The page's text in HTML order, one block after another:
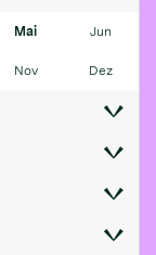
Mai Jun
Nov Dez